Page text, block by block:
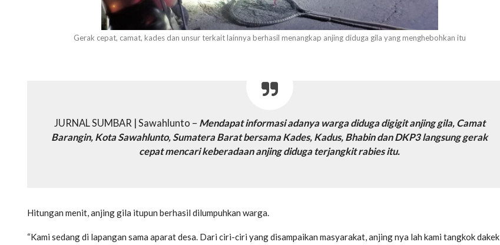
Gerak cepat, camat, kades dan unsur terkait lainnya berhasil menangkap anjing diduga gila yang menghebohkan itu
JURNAL SUMBAR | Sawahlunto – Mendapat informasi adanya warga diduga digigit anjing gila, Camat
Barangin, Kota Sawahlunto, Sumatera Barat bersama Kades, Kadus, Bhabin dan DKP3 langsung gerak
cepat mencari keberadaan anjing diduga terjangkit rabies itu.
Hitungan menit, anjing gila itupun berhasil dilumpuhkan warga.
“Kami sedang di lapangan sama aparat desa. Dari ciri-ciri yang disampaikan masyarakat, anjing nya lah kami tangkok dakek